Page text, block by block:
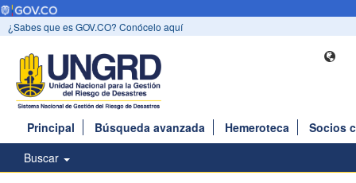
¿Sabes que es GOV.CO? Conócelo aquí
Principal Búsqueda avanzada Hemeroteca
Socios
Buscar